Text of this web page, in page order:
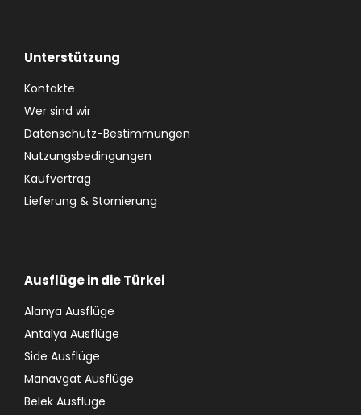
Unterstützung
Kontakte
Wer sind wir
Datenschutz-Bestimmungen
Nutzungsbedingungen
Kaufvertrag
Lieferung & Stornierung
Ausflüge in die Türkei
Alanya Ausflüge
Antalya Ausflüge
Side Ausflüge
Manavgat Ausflüge
Belek Ausflüge